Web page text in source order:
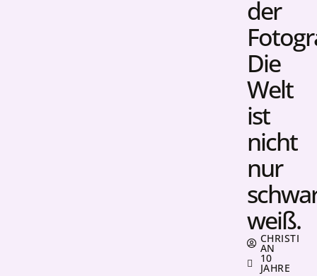
der
Die
Welt
ist
nicht
nur
weiß.
CHRISTI
AN
10
JAHRE